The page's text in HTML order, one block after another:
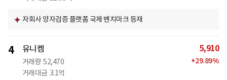
자회사 양자검증 플랫폼 국제 벤치마크 등재
4 유니켐
거래량 52,470
거래대금 3.1억
5,910
+29.89%